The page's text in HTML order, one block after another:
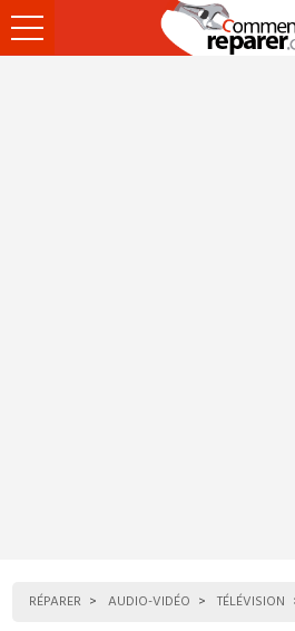
Ouvrir
le
RÉPARER AUDIO-VIDÉO TÉLÉVISION